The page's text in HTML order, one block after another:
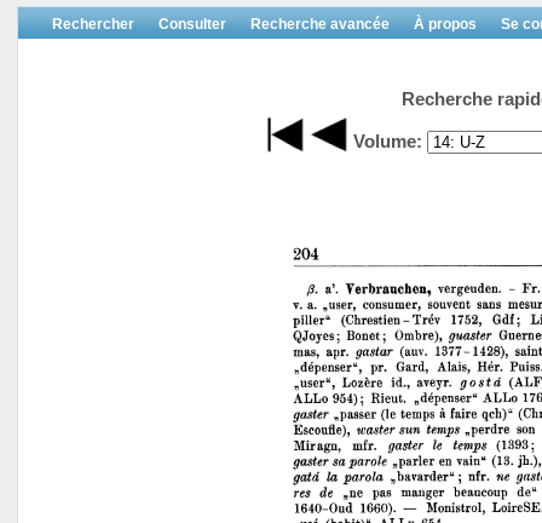
Rechercher Consulter Recherche avancée À propos Se
Recherche
Volume: